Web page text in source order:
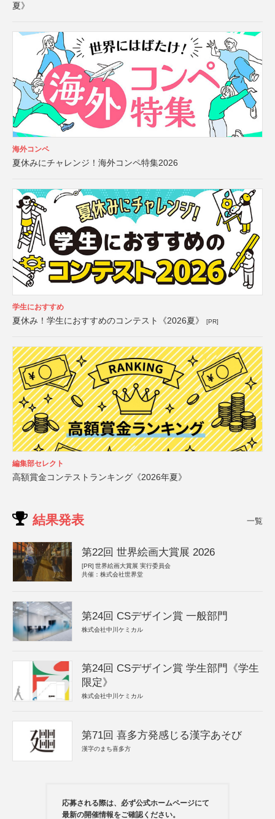
夏》
海外コンペ
夏休みにチャレンジ！海外コンペ特集2026
学生におすすめ
夏休み！学生におすすめのコンテスト《2026夏》 [PR]
編集部セレクト
高額賞金コンテストランキング《2026年夏》
結果発表 一覧
第22回 世界絵画大賞展 2026
[PR] 世界絵画大賞展 実行委員会
共催：株式会社世界堂
第24回 CSデザイン賞 一般部門
株式会社中川ケミカル
第24回 CSデザイン賞 学生部門《学生
限定》
株式会社中川ケミカル
第71回 喜多方発感じる漢字あそび
漢字のまち喜多方
応募される際は、必ず公式ホームページにて
最新の開催情報をご確認ください。